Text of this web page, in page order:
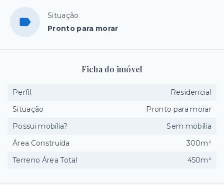
Situação
Pronto para morar
Ficha do imóvel
Perfil
Residencial
Situação
Pronto para morar
Possui mobília?
Sem mobília
Área Construída
300m²
Terreno Área Total
450m²